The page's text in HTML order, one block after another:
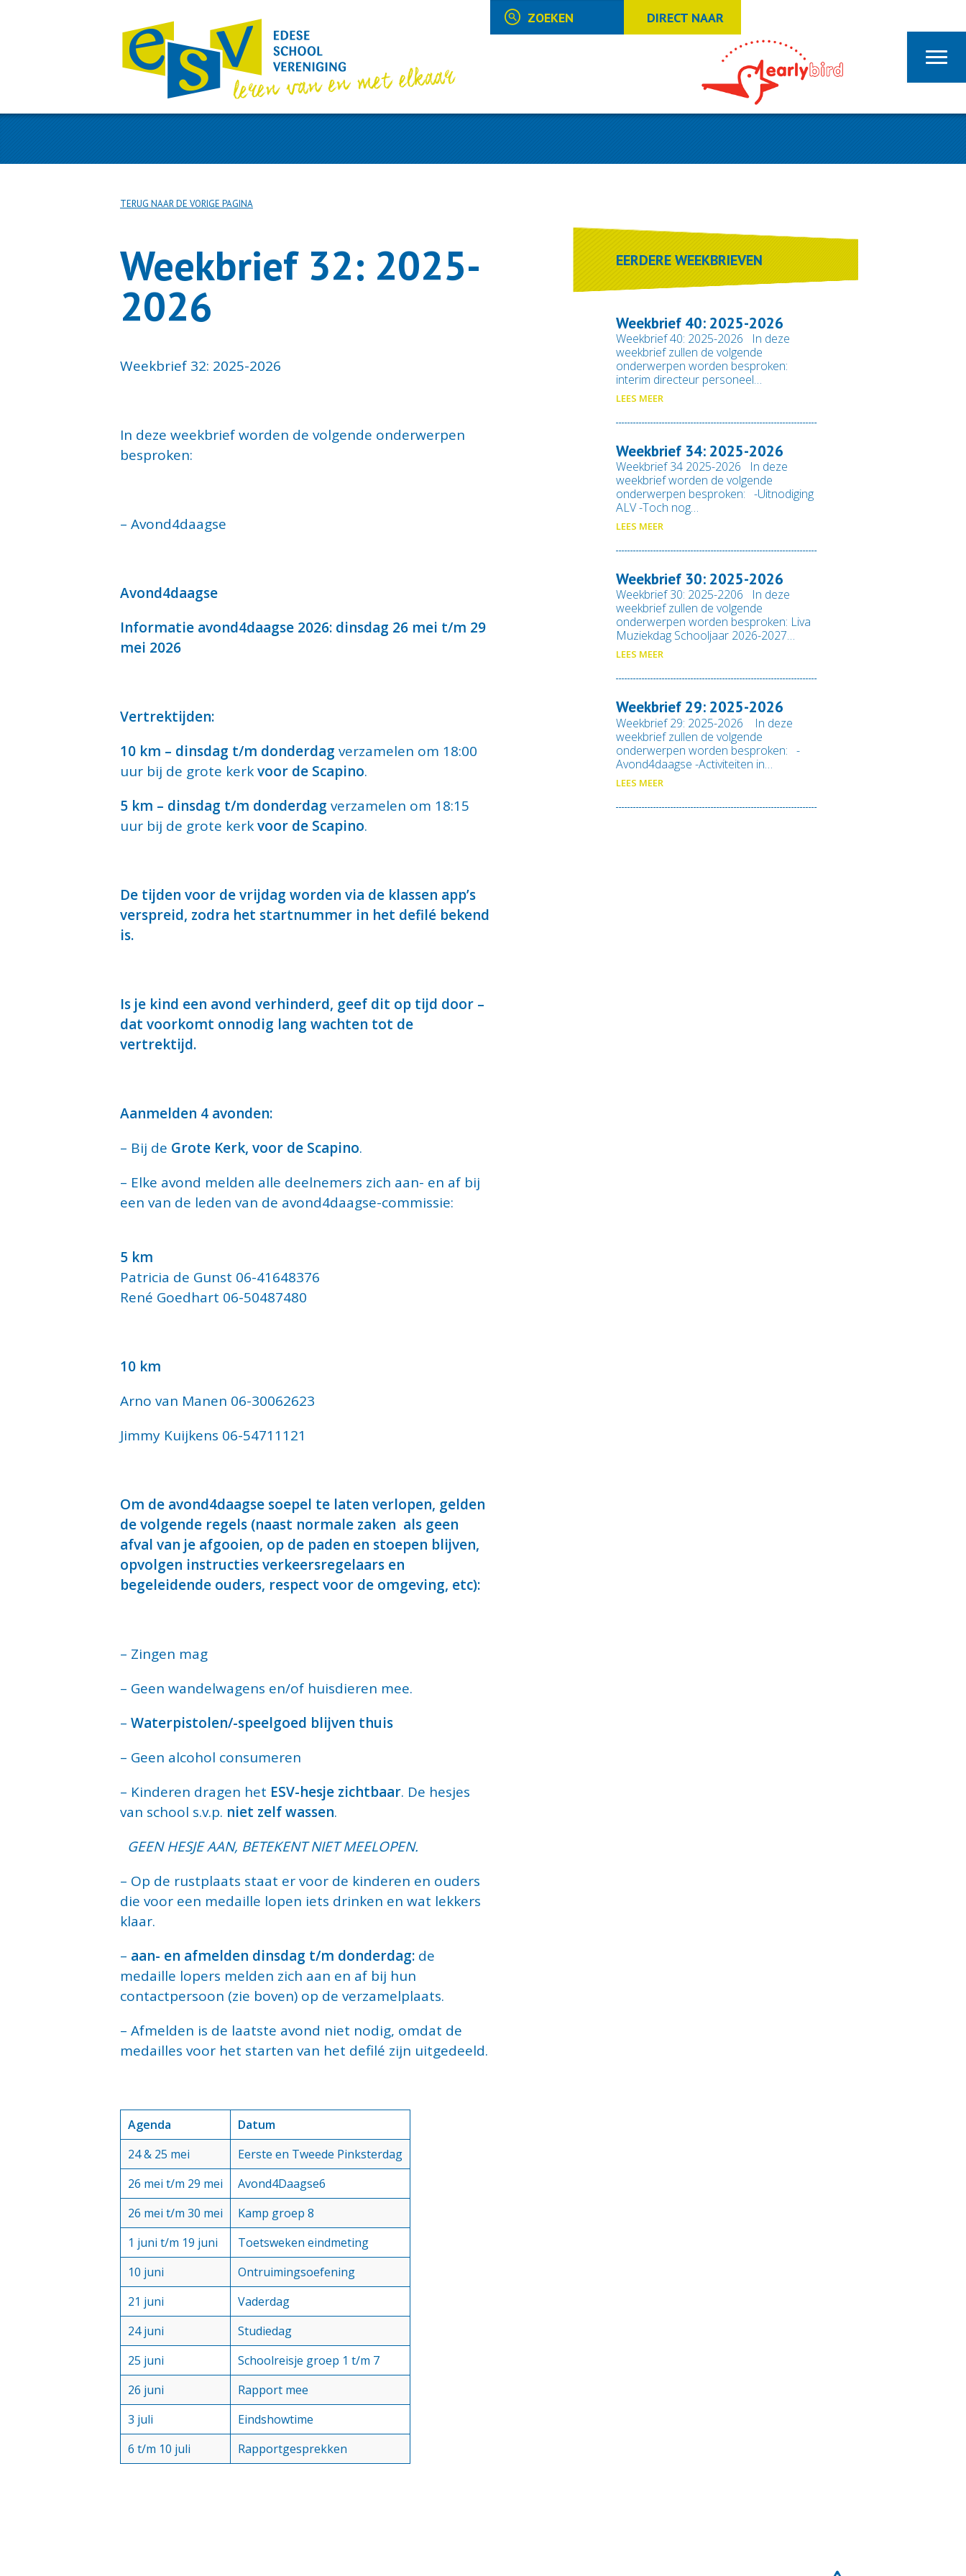
DIRECT NAAR
TERUG NAAR DE VORIGE PAGINA
Weekbrief 32: 2025-
2026
Weekbrief 32: 2025-2026
In deze weekbrief worden de volgende onderwerpen
besproken:
– Avond4daagse
Avond4daagse
Informatie avond4daagse 2026: dinsdag 26 mei t/m 29
mei 2026
Vertrektijden:
10 km – dinsdag t/m donderdag verzamelen om 18:00
uur bij de grote kerkvoor de Scapino.
5 km – dinsdag t/m donderdag verzamelen om 18:15
uur bij de grote kerkvoor de Scapino.
De tijden voor de vrijdag worden via de klassen app’s
verspreid, zodra het startnummer in het defilé bekend
is.
Is je kind een avond verhinderd, geef dit op tijd door –
dat voorkomt onnodig lang wachten tot de
vertrektijd.
Aanmelden 4 avonden:
– Bij de Grote Kerk, voor de Scapino.
– Elke avond melden alle deelnemers zich aan- en af bij
een van de leden van de avond4daagse-commissie:
5 km
Patricia de Gunst 06-41648376
René Goedhart 06-50487480
10 km
Arno van Manen 06-30062623
Jimmy Kuijkens 06-54711121
Om de avond4daagse soepel te laten verlopen, gelden
de volgende regels (naast normale zaken als geen
afval van je afgooien, op de paden en stoepen blijven,
opvolgen instructies verkeersregelaars en
begeleidende ouders, respect voor de omgeving, etc):
– Zingen mag
– Geen wandelwagens en/of huisdieren mee.
– Waterpistolen/-speelgoed blijven thuis
– Geen alcohol consumeren
– Kinderen dragen het ESV-hesje zichtbaar. De hesjes
van school s.v.p. niet zelf wassen.
GEEN HESJE AAN, BETEKENT NIET MEELOPEN.
– Op de rustplaats staat er voor de kinderen en ouders
die voor een medaille lopen iets drinken en wat lekkers
klaar.
– aan- en afmelden dinsdag t/m donderdag: de
medaille lopers melden zich aan en af bij hun
contactpersoon (zie boven) op de verzamelplaats.
– Afmelden is de laatste avond niet nodig, omdat de
medailles voor het starten van het defilé zijn uitgedeeld.
Agenda
Datum
24 & 25 mei
Eerste en Tweede Pinksterdag
26 mei t/m 29 mei
Avond4Daagse6
26 mei t/m 30 mei
Kamp groep 8
1 juni t/m 19 juni
Toetsweken eindmeting
10 juni
Ontruimingsoefening
21 juni
Vaderdag
24 juni
Studiedag
25 juni
Schoolreisje groep 1 t/m 7
26 juni
Rapport mee
3 juli
Eindshowtime
6 t/m 10 juli
Rapportgesprekken
EERDERE WEEKBRIEVEN
Weekbrief 40: 2025-2026
Weekbrief 40: 2025-2026 In deze
weekbrief zullen de volgende
onderwerpen worden besproken:
interim directeur personeel…
LEES MEER
Weekbrief 34: 2025-2026
Weekbrief 34 2025-2026 In deze
weekbrief worden de volgende
onderwerpen besproken: -Uitnodiging
ALV -Toch nog…
LEES MEER
Weekbrief 30: 2025-2026
Weekbrief 30: 2025-2206 In deze
weekbrief zullen de volgende
onderwerpen worden besproken: Liva
Muziekdag Schooljaar 2026-2027…
LEES MEER
Weekbrief 29: 2025-2026
Weekbrief 29: 2025-2026 In deze
weekbrief zullen de volgende
onderwerpen worden besproken: -
Avond4daagse -Activiteiten in…
LEES MEER